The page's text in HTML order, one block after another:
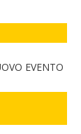
EVENTO